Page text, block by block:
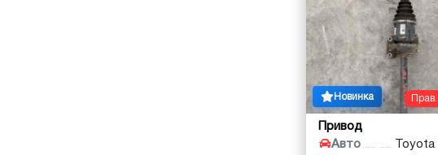
Новинка
Привод
Авто
Toyota